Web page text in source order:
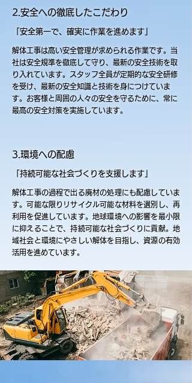
2.安全への徹底したこだわり
「安全第一で、確実に作業を進めます」
解体工事は高い安全管理が求められる作業です。当
社は安全規準を徹底して守り、最新の安全技術を取
り入れています。スタッフ全員が定期的な安全研修
を受け、最新の安全知識と技術を身につけていま
す。お客様と周囲の人々の安全を守るために、常に
最高の安全対策を実施しています。
3.環境への配慮
「持続可能な社会づくりを支援します」
解体工事の過程で出る廃材の処理にも配慮していま
す。可能な限りリサイクル可能な材料を選別し、再
利用を促進しています。地球環境への影響を最小限
に抑えることで、持続可能な社会づくりに貢献。地
域社会と環境にやさしい解体を目指し、資源の有効
活用を進めています。